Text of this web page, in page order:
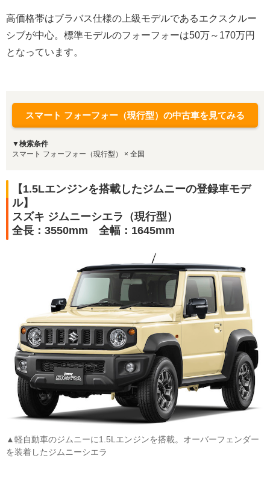
高価格帯はブラバス仕様の上級モデルであるエクスクルー
シブが中心。標準モデルのフォーフォーは50万～170万円
となっています。
スマート フォーフォー（現行型）の中古車を見てみる
▼検索条件
スマート フォーフォー（現行型） × 全国
【1.5Lエンジンを搭載したジムニーの登録車モデ
ル】
スズキ ジムニーシエラ（現行型）
全長：3550mm 全幅：1645mm
▲軽自動車のジムニーに1.5Lエンジンを搭載。オーバーフェンダー
を装着したジムニーシエラ